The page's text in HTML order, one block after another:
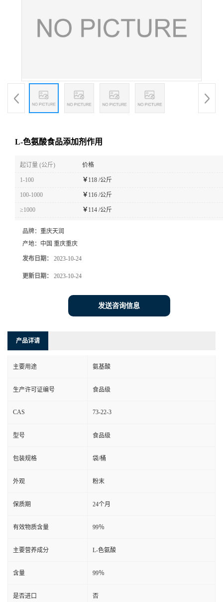
L-色氨酸食品添加剂作用
起订量 (公斤) 价格
1-100 ￥118 /公斤
100-1000 ￥116 /公斤
≥1000 ￥114 /公斤
品牌： 重庆天润
产地： 中国 重庆重庆
发布日期： 2023-10-24
更新日期： 2023-10-24
发送咨询信息
产品详请
主要用途 氨基酸
生产许可证编号 食品级
CAS 73-22-3
型号 食品级
包装规格 袋/桶
外观 粉末
保质期 24个月
有效物质含量 99％
主要营养成分 L-色氨酸
含量 99％
是否进口 否